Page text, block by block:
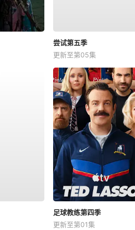
尝试第五季
更新至第05集
足球教练第四季
更新至第01集